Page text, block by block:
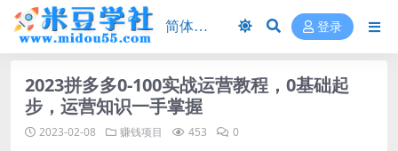
登录
2023拼多多0-100实战运营教程，0基础起
步，运营知识一手掌握
2023-02-08 赚钱项目 453 0